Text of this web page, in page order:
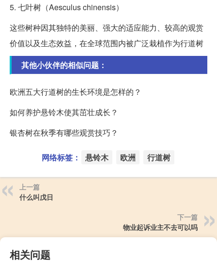
5. 七叶树（Aesculus chinensis）
这些树种因其独特的美丽、强大的适应能力、较高的观赏
价值以及生态效益，在全球范围内被广泛栽植作为行道树
其他小伙伴的相似问题：
欧洲五大行道树的生长环境是怎样的？
如何养护悬铃木使其茁壮成长？
银杏树在秋季有哪些观赏技巧？
网络标签： 悬铃木 欧洲 行道树
上一篇
什么叫戊日
下一篇
物业起诉业主不去可以吗
相关问题